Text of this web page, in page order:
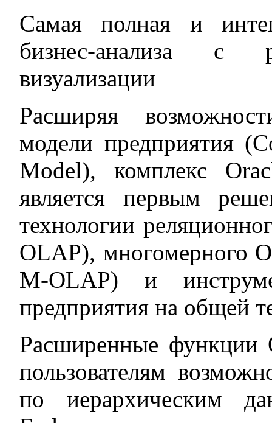
Самая полная и
бизнес-анализа с
визуализации
Расширяя
модели предприятия
Model), комплекс
является первым
технологии
OLAP), многомерного
M-OLAP) и
предприятия на общей
Расширенные функции
пользователям
по иерархическим